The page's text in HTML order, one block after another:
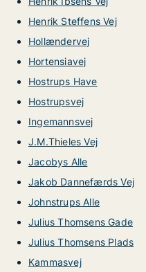
Henrik Steffens Vej
Hollændervej
Hortensiavej
Hostrups Have
Hostrupsvej
Ingemannsvej
J.M.Thieles Vej
Jacobys Alle
Jakob Dannefærds Vej
Johnstrups Alle
Julius Thomsens Gade
Julius Thomsens Plads
Kammasvej